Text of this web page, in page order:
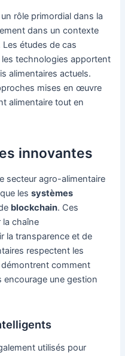
rôle primordial dans la
dans un contexte
études de cas
technologies apportent
alimentaires actuels.
mises en œuvre
alimentaire tout en
innovantes
secteur agro-alimentaire
lessystèmes
blockchain. Ces
chaîne
la transparence et de
respectent les
comment
encourage une gestion
utilisés pour